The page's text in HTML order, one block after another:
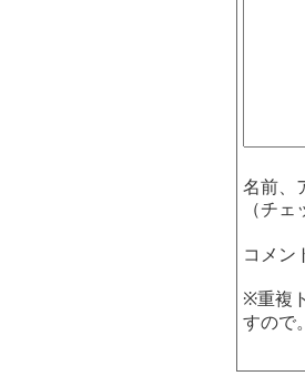
名前、
（チ
コメン
※重複
すので